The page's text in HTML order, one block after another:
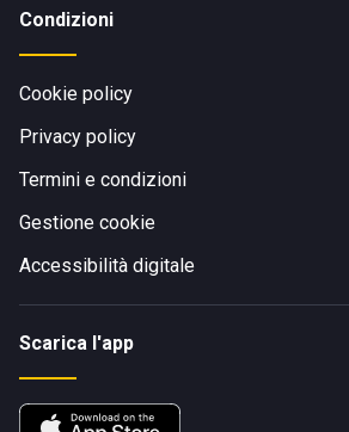
Condizioni
Cookie policy
Privacy policy
Termini e condizioni
Gestione cookie
Accessibilità digitale
Scarica l'app